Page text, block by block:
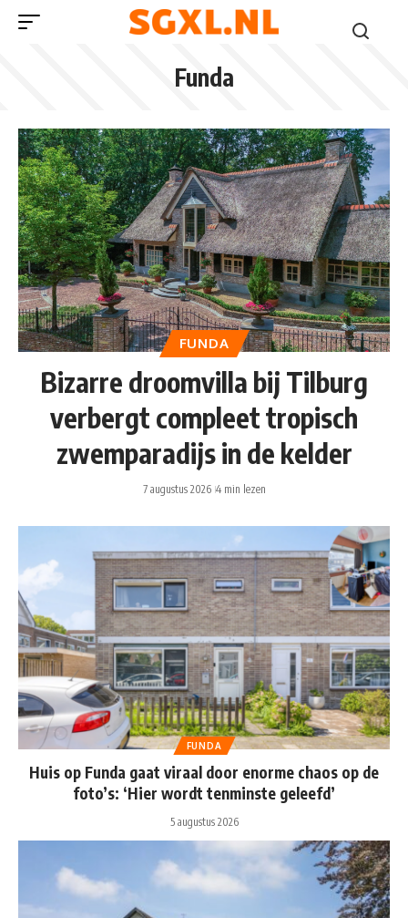
Funda
FUNDA
Bizarre droomvilla bij Tilburg
verbergt compleet tropisch
zwemparadijs in de kelder
7 augustus 2026 4 min lezen
FUNDA
Huis op Funda gaat viraal door enorme chaos op de
foto’s: ‘Hier wordt tenminste geleefd’
5 augustus 2026